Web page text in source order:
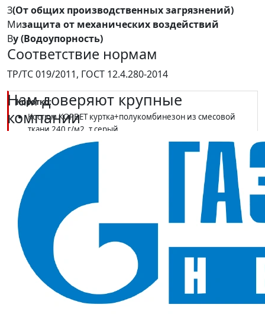
З(От общих производственных загрязнений)
Мизащита от механических воздействий
Ву (Водоупорность)
Соответствие нормам
ТР/ТС 019/2011, ГОСТ 12.4.280-2014
Коротко:
Костюм КОРВЕТ куртка+полукомбинезон из смесовой
ткани 240 г/м2, т.серый
Защита от загрязнений (З), истирания (Ми),
водоупорность (Ву); ТР ТС 019/2011, ГОСТ 12.4.280-2014
Базовая модель линейки, отделка зелёная
В наличии в SIZMAG (Москва), отгрузка в день заказа
Костюм КОРВЕТ (тк.смесовая 240), курт.+пк, т.серый
—
базовая модель линейки Корвет без дополнительных застёжек
и карманов, с зелёной отделкой.
Назначение и сферы применения
Строительство, промышленные предприятия, демисезон и лето
— там, где нужна простая и надёжная модель без лишних
Нам доверяют крупные
компании